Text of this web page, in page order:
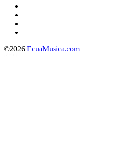
©2026 EcuaMusica.com